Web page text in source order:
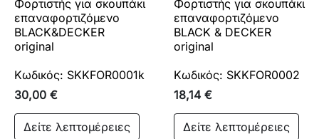
Φορτιστής για σκουπάκι
επαναφορτιζόμενο
BLACK&DECKER
original
Κωδικός: SKKFOR0001k
30,00 €
Δείτε λεπτομέρειες
Φορτιστής για σκουπάκι
επαναφορτιζόμενο
BLACK & DECKER
original
Κωδικός: SKKFOR0002
18,14 €
Δείτε λεπτομέρειες